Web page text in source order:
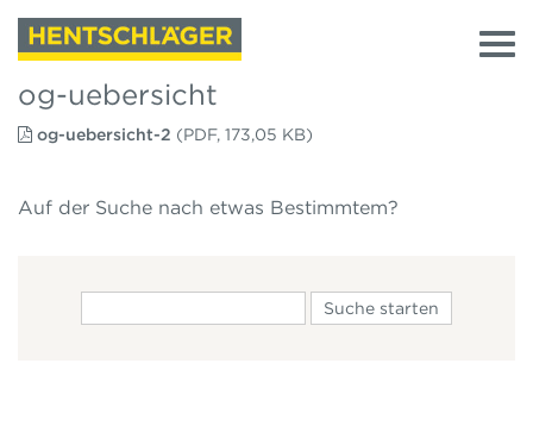
og-uebersicht
og-uebersicht-2 (PDF, 173,05 KB)
Auf der Suche nach etwas Bestimmtem?